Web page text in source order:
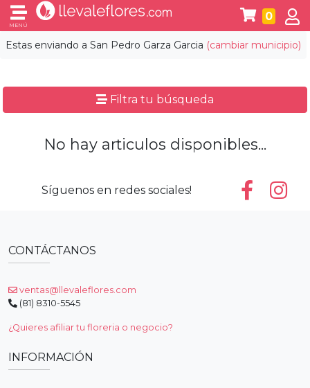
Estas enviando a San Pedro Garza Garcia (cambiar municipio)
MENÚ
0
Filtra tu búsqueda
No hay articulos disponibles...
Síguenos en redes sociales!
CONTÁCTANOS
ventas@llevaleflores.com
(81) 8310-5545
¿Quieres afiliar tu floreria o negocio?
INFORMACIÓN